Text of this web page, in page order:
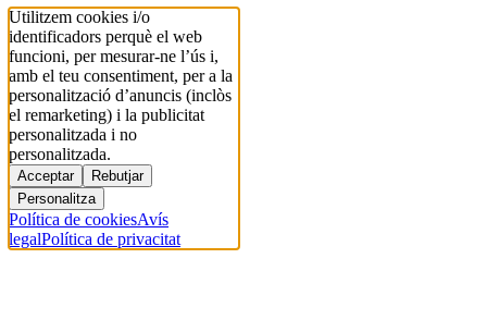
Utilitzem cookies i/o
identificadors perquè el web
funcioni, per mesurar-ne l’ús i,
amb el teu consentiment, per a la
personalització d’anuncis (inclòs
el remarketing) i la publicitat
personalitzada i no
personalitzada.
Acceptar
Rebutjar
Personalitza
Política de cookiesAvís
legalPolítica de privacitat